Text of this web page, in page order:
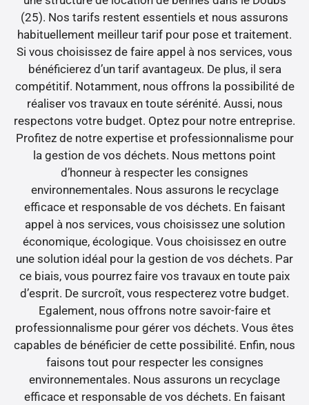
(25). Nos tarifs restent essentiels et nous assurons
habituellement meilleur tarif pour pose et traitement.
Si vous choisissez de faire appel à nos services, vous
bénéficierez d’un tarif avantageux. De plus, il sera
compétitif. Notamment, nous offrons la possibilité de
réaliser vos travaux en toute sérénité. Aussi, nous
respectons votre budget. Optez pour notre entreprise.
Profitez de notre expertise et professionnalisme pour
la gestion de vos déchets. Nous mettons point
d’honneur à respecter les consignes
environnementales. Nous assurons le recyclage
efficace et responsable de vos déchets. En faisant
appel à nos services, vous choisissez une solution
économique, écologique. Vous choisissez en outre
une solution idéal pour la gestion de vos déchets. Par
ce biais, vous pourrez faire vos travaux en toute paix
d’esprit. De surcroît, vous respecterez votre budget.
Egalement, nous offrons notre savoir-faire et
professionnalisme pour gérer vos déchets. Vous êtes
capables de bénéficier de cette possibilité. Enfin, nous
faisons tout pour respecter les consignes
environnementales. Nous assurons un recyclage
efficace et responsable de vos déchets. En faisant